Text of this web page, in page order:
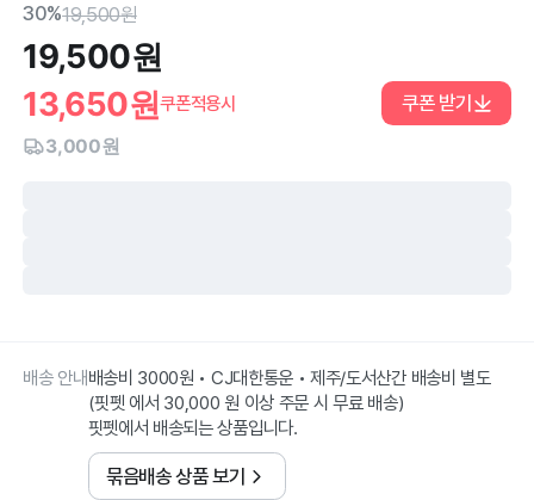
30%19,500원
19,500원
13,650원쿠폰적용시 쿠폰 받기
3,000원
배송 안내배송비 3000원 • CJ대한통운 • 제주/도서산간 배송비 별도
(핏펫 에서 30,000 원 이상 주문 시 무료 배송)
핏펫에서 배송되는 상품입니다.
묶음배송 상품 보기